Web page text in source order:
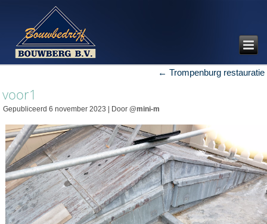
← Trompenburg restauratie
voor1
Gepubliceerd 6 november 2023 Door @mini-m